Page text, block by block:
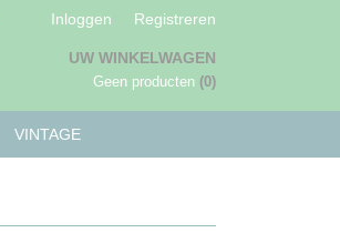
Inloggen Registreren
UW WINKELWAGEN
Geen producten (0)
VINTAGE